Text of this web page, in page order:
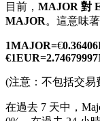
美股、外匯、
目前， MAJOR 對
MAJOR。這意味著
1MAJOR=€0.36406
€1EUR=2.74679997
(注意：不包括交易
在過去 7 天中，